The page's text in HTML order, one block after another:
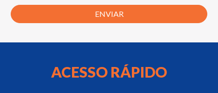
ACESSO RÁPIDO